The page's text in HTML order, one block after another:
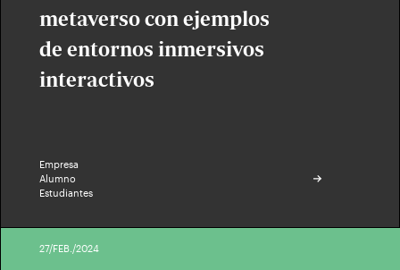
metaverso con ejemplos
de entornos inmersivos
interactivos
Empresa
Alumno
Estudiantes
27/FEB./2024